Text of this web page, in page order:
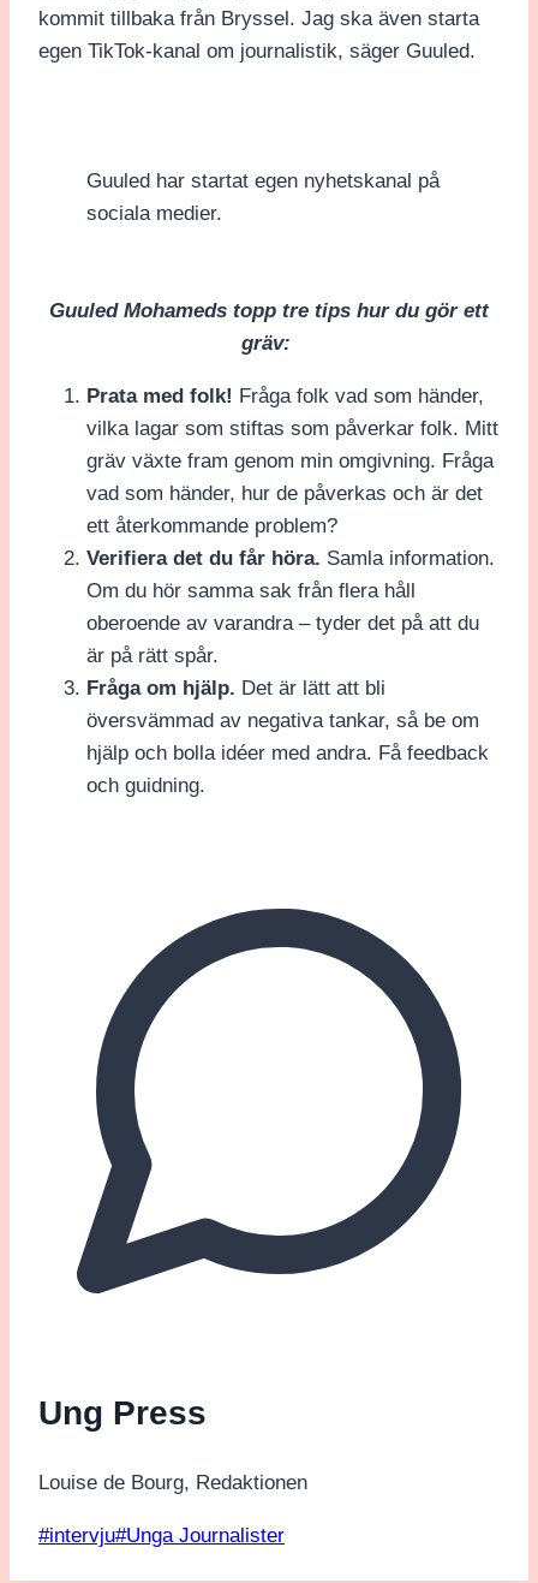
kommit tillbaka från Bryssel. Jag ska även starta
egen TikTok-kanal om journalistik, säger Guuled.
Guuled har startat egen nyhetskanal på
sociala medier.
Guuled Mohameds topp tre tips hur du gör ett
gräv:
Prata med folk! Fråga folk vad som händer,
vilka lagar som stiftas som påverkar folk. Mitt
gräv växte fram genom min omgivning. Fråga
vad som händer, hur de påverkas och är det
ett återkommande problem?
Verifiera det du får höra. Samla information.
Om du hör samma sak från flera håll
oberoende av varandra – tyder det på att du
är på rätt spår.
Fråga om hjälp. Det är lätt att bli
översvämmad av negativa tankar, så be om
hjälp och bolla idéer med andra. Få feedback
och guidning.
Ung Press
Louise de Bourg, Redaktionen
Post
#intervju#Unga Journalister